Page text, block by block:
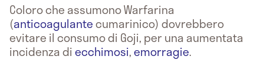
Coloro che assumono Warfarina
(anticoagulantecumarinico) dovrebbero
evitare il consumo di Goji, per una aumentata
incidenza diecchimosi,emorragie.